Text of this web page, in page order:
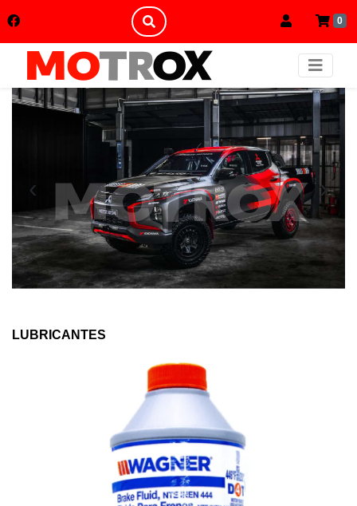
0
‹ ›
LUBRICANTES